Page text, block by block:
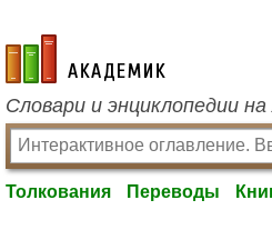
academic.ru
Словари и энциклопедии
Толкования Переводы